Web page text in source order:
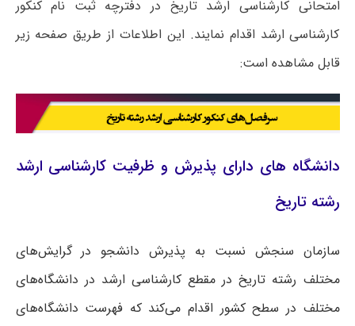
امتحانی کارشناسی ارشد تاریخ در دفترچه ثبت نام کنکور
کارشناسی ارشد اقدام نمایند. این اطلاعات از طریق صفحه زیر
قابل مشاهده است:
دانشگاه های دارای پذیرش و ظرفیت کارشناسی ارشد
رشته تاریخ
سازمان سنجش نسبت به پذیرش دانشجو در گرایش‌های
مختلف رشته تاریخ در مقطع کارشناسی ارشد در دانشگاه‌های
مختلف در سطح کشور اقدام می‌کند که فهرست دانشگاه‌های